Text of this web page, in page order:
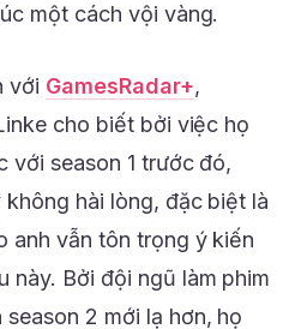
một cách vội vàng.
với GamesRadar+,
cho biết bởi việc họ
với season 1 trước đó,
hài lòng, đặc biệt là
anh vẫn tôn trọng ý kiến
này. Bởi đội ngũ làm phim
2 mới lạ hơn, họ